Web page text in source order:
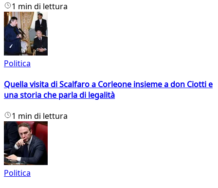
1 min di lettura
Politica
Quella visita di Scalfaro a Corleone insieme a don Ciotti e
una storia che parla di legalità
1 min di lettura
Politica